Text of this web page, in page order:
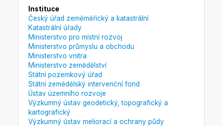
Instituce
Český úřad zeměměřický a katastrální
Katastrální úřady
Ministerstvo pro místní rozvoj
Ministerstvo průmyslu a obchodu
Ministerstvo vnitra
Ministerstvo zemědělství
Státní pozemkový úřad
Státní zemědělský intervenční fond
Ústav územního rozvoje
Výzkumný ústav geodetický, topografický a
kartografický
Výzkumný ústav meliorací a ochrany půdy